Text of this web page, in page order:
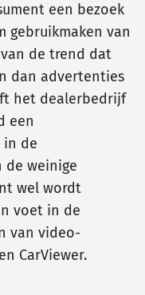
een bezoek
gebruikmaken van
de trend dat
dan advertenties
het dealerbedrijf
een
in de
de weinige
wel wordt
voet in de
van video-
CarViewer.